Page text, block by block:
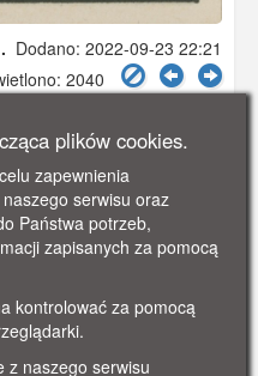
Dodano: 2022-09-23 22:21
2040
o nominale 20 fenigów
pod koniec ! wojny
1 kwietnia 1917 roku.
plików cookies.
zapewnienia
serwisu oraz
Państwa potrzeb,
zapisanych za pomocą
kontrolować za pomocą
z naszego serwisu